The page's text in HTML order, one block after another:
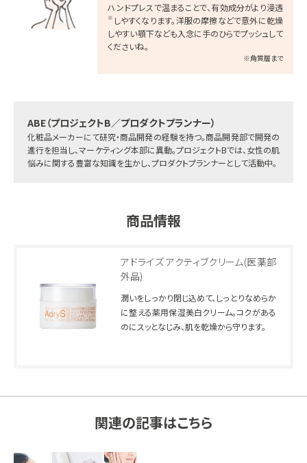
ハンドプレスで温まることで、有効成分がより浸透
※ しやすくなります。洋服の摩擦などで意外に乾燥
しやすい顎下なども入念に手のひらでプッシュして
くださいね。
※角質層まで
ABE（プロジェクトB／プロダクトプランナー）
化粧品メーカーにて研究・商品開発の経験を持つ。商品開発部で開発の
進行を担当し、マーケティング本部に異動。プロジェクトBでは、女性の肌
悩みに関する豊富な知識を生かし、プロダクトプランナーとして活動中。
商品情報
アドライズ アクティブクリーム(医薬部
外品)
潤いをしっかり閉じ込めて、しっとりなめらか
に整える薬用保湿美白クリーム。コクがある
のにスッとなじみ、肌を乾燥から守ります。
関連の記事はこちら